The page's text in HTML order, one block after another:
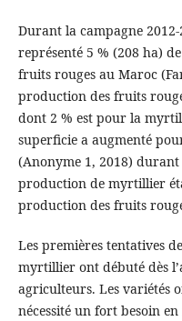
Durant la campagne
représenté 5 % (208 ha)
fruits rouges au Maroc
production des fruits
dont 2 % est pour la
superficie a augmenté
(Anonyme 1, 2018)
production de myrtillier
production des fruits
Les premières tentatives
myrtillier ont débuté dès
agriculteurs. Les variétés
nécessité un fort besoin